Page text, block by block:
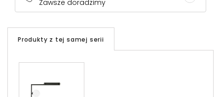
Zawsze doradzimy
Produkty z tej samej serii